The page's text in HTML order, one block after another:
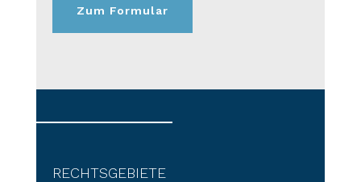
Zum Formular
RECHTSGEBIETE